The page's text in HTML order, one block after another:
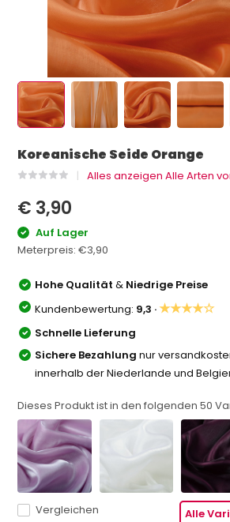
Koreanische Seide Orange
Alles anzeigen Alle Arten
€ 3,90
Auf Lager
Meterpreis:€3,90
Hohe Qualität& Niedrige Preise
Kundenbewertung: 9,3 ·★★★★☆
Schnelle Lieferung
Sichere Bezahlung nur
innerhalb der Niederlande und
Dieses Produkt ist in den folgenden50
Alle
Vergleichen